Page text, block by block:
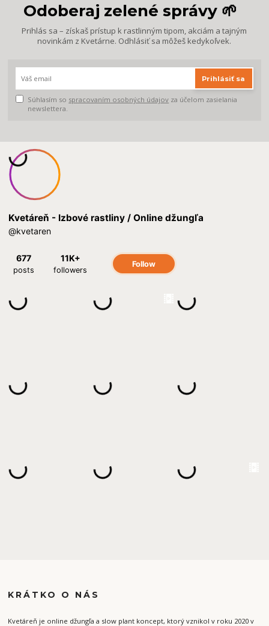
Odoberaj zelené správy 🌱
Prihlás sa – získaš prístup k rastlinným tipom, akciám a tajným
novinkám z Kvetárne. Odhlásiť sa môžeš kedykoľvek.
Prihlásiť sa
Súhlasím so spracovaním osobných údajov za účelom zasielania
newslettera.
KRÁTKO O NÁS
Kvetáreň je online džungľa a slow plant koncept, ktorý vznikol v roku 2020 v